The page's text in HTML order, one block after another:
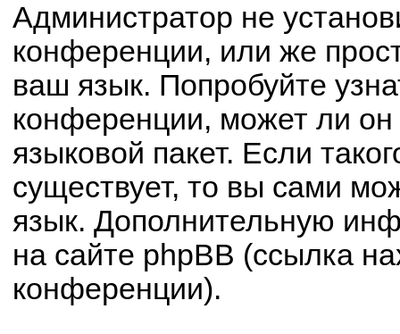
Администратор не
конференции, или же
ваш язык. Попробуйте
конференции, может ли
языковой пакет. Если
существует, то вы сами
язык. Дополнительную
на сайте phpBB (ссылка
конференции).